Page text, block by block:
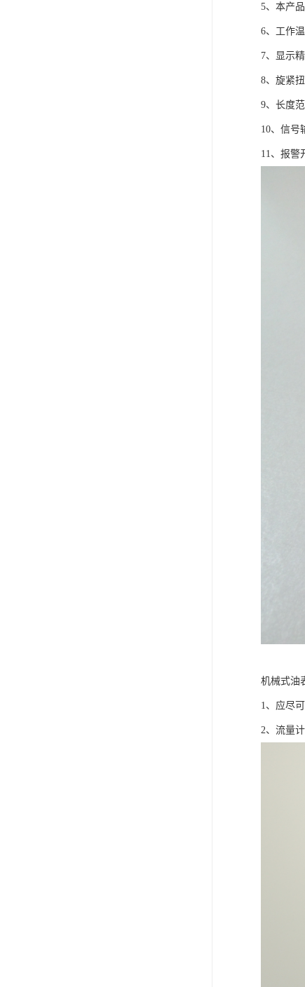
5、本产
6、工作
7、显示精
8、旋紧
9、长度
10、信号
11、报警
机械式油
1、应尽
2、流量